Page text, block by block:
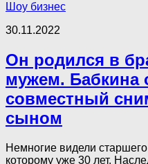
Шоу бизнес
30.11.2022
Он родился в
мужем. Бабкина
совместный
сыном
Немногие видели
которому уже 30 лет.